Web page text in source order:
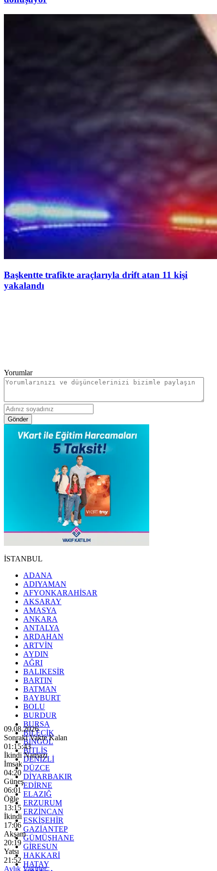
Başkentte trafikte araçlarıyla drift atan 11 kişi
yakalandı
Yorumlar
Gönder
İSTANBUL
ADANA
ADIYAMAN
AFYONKARAHİSAR
AKSARAY
AMASYA
ANKARA
ANTALYA
ARDAHAN
ARTVİN
AYDIN
AĞRI
BALIKESİR
BARTIN
BATMAN
BAYBURT
BOLU
BURDUR
BURSA
BİLECİK
BİNGÖL
BİTLİS
DENİZLİ
DÜZCE
DİYARBAKIR
EDİRNE
ELAZIĞ
ERZURUM
ERZİNCAN
ESKİŞEHİR
GAZİANTEP
GÜMÜŞHANE
GİRESUN
HAKKARİ
HATAY
09.08.2026
Sonraki Vakte Kalan
01:15:41
İkindi Namazı
İmsak
04:20
Güneş
06:01
Öğle
13:15
İkindi
17:06
Akşam
20:19
Yatsı
21:52
Aylık Vakitler